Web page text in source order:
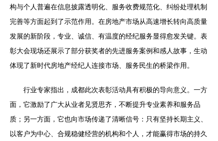
构与个人普遍在信息披露透明化、服务收费规范化、纠纷处理机制
完善等方面起到了示范作用。在房地产市场从高速增长转向高质量
发展的新阶段，专业、诚信、有温度的经纪服务显得愈发关键。表
彰大会现场还展示了部分获奖者的先进服务案例和感人故事，生动
体现了新时代房地产经纪人连接市场、服务民生的桥梁作用。
行业专家指出，成都此次表彰活动具有积极的导向意义。一方
面，它激励了广大从业者见贤思齐，不断提升专业素养和服务品
质；另一方面，它也向市场传递了清晰信号：只有坚持长期主义、
以客户为中心、合规稳健经营的机构和个人，才能赢得市场的持久